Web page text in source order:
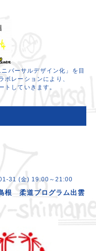
バーサルデザイン化」を目
ボレーションにより、
トしていきます。
31 (金) 19:00～21:00
根 柔道プログラム出雲